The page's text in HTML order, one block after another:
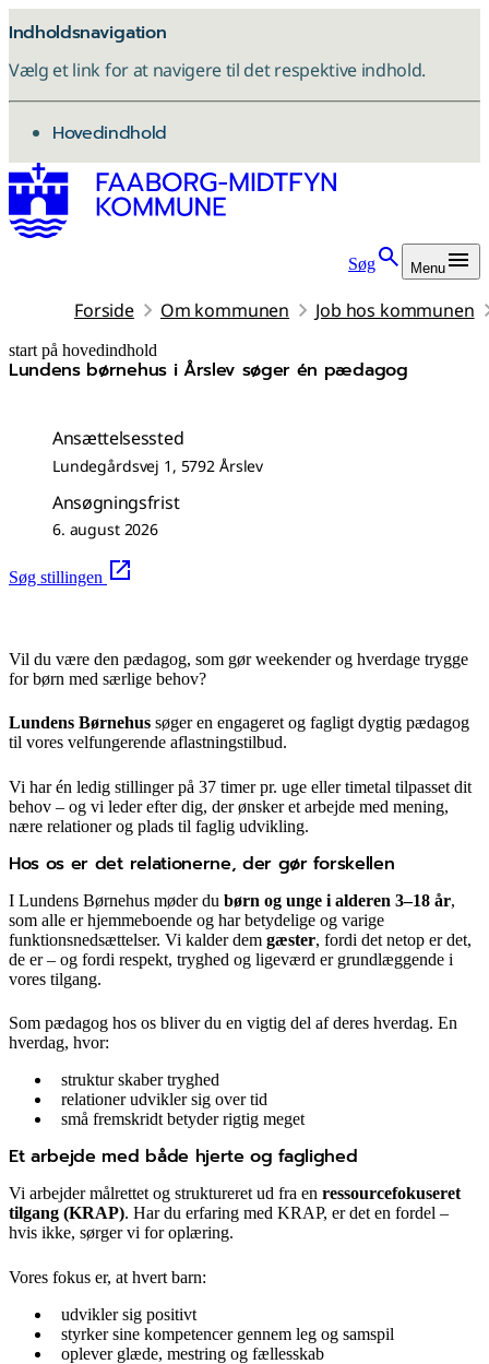
Indholdsnavigation
Vælg et link for at navigere til det respektive indhold.
gå til
Hovedindhold
Søg Menu
Forside Om kommunen Job hos kommunen
start på hovedindhold
Lundens børnehus i Årslev søger én pædagog
senest opdateret 1. juli 2026
Ansættelsessted
Lundegårdsvej 1, 5792 Årslev
Ansøgningsfrist
6. august 2026
Søg stillingen
Vil du være den pædagog, som gør weekender og hverdage trygge
for børn med særlige behov?
Lundens Børnehus søger en engageret og fagligt dygtig pædagog
til vores velfungerende aflastningstilbud.
Vi har én ledig stillinger på 37 timer pr. uge eller timetal tilpasset dit
behov – og vi leder efter dig, der ønsker et arbejde med mening,
nære relationer og plads til faglig udvikling.
Hos os er det relationerne, der gør forskellen
I Lundens Børnehus møder du børn og unge i alderen 3–18 år,
som alle er hjemmeboende og har betydelige og varige
funktionsnedsættelser. Vi kalder dem gæster, fordi det netop er det,
de er – og fordi respekt, tryghed og ligeværd er grundlæggende i
vores tilgang.
Som pædagog hos os bliver du en vigtig del af deres hverdag. En
hverdag, hvor:
struktur skaber tryghed
relationer udvikler sig over tid
små fremskridt betyder rigtig meget
Et arbejde med både hjerte og faglighed
Vi arbejder målrettet og struktureret ud fra en ressourcefokuseret
tilgang (KRAP). Har du erfaring med KRAP, er det en fordel –
hvis ikke, sørger vi for oplæring.
Vores fokus er, at hvert barn:
udvikler sig positivt
styrker sine kompetencer gennem leg og samspil
oplever glæde, mestring og fællesskab